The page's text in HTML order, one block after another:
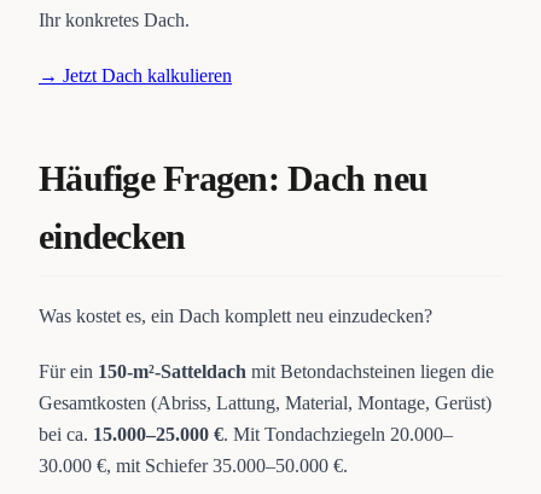
Ihr konkretes Dach.
→ Jetzt Dach kalkulieren
Häufige Fragen: Dach neu
eindecken
Was kostet es, ein Dach komplett neu einzudecken?
Für ein 150-m²-Satteldach mit Betondachsteinen liegen die
Gesamtkosten (Abriss, Lattung, Material, Montage, Gerüst)
bei ca. 15.000–25.000 €. Mit Tondachziegeln 20.000–
30.000 €, mit Schiefer 35.000–50.000 €.